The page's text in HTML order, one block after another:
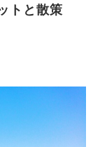
トと散策